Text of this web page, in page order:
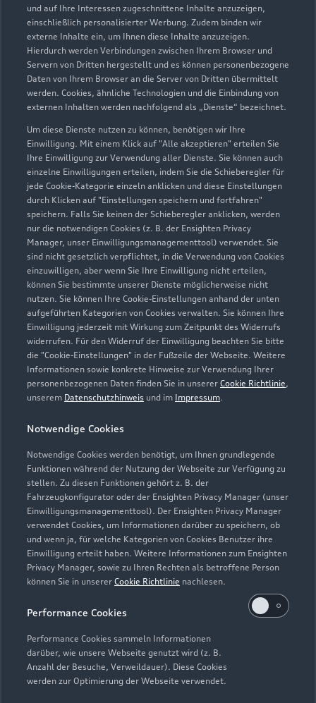
und auf Ihre Interessen zugeschnittene Inhalte anzuzeigen,
einschließlich personalisierter Werbung. Zudem binden wir
externe Inhalte ein, um Ihnen diese Inhalte anzuzeigen.
Hierdurch werden Verbindungen zwischen Ihrem Browser und
Servern von Dritten hergestellt und es können personenbezogene
Daten von Ihrem Browser an die Server von Dritten übermittelt
werden. Cookies, ähnliche Technologien und die Einbindung von
externen Inhalten werden nachfolgend als „Dienste“ bezeichnet.
Um diese Dienste nutzen zu können, benötigen wir Ihre
Einwilligung. Mit einem Klick auf "Alle akzeptieren" erteilen Sie
Ihre Einwilligung zur Verwendung aller Dienste. Sie können auch
einzelne Einwilligungen erteilen, indem Sie die Schieberegler für
jede Cookie-Kategorie einzeln anklicken und diese Einstellungen
durch Klicken auf "Einstellungen speichern und fortfahren"
speichern. Falls Sie keinen der Schieberegler anklicken, werden
nur die notwendigen Cookies (z. B. der Ensighten Privacy
Manager, unser Einwilligungsmanagementtool) verwendet. Sie
sind nicht gesetzlich verpflichtet, in die Verwendung von Cookies
einzuwilligen, aber wenn Sie Ihre Einwilligung nicht erteilen,
können Sie bestimmte unserer Dienste möglicherweise nicht
nutzen. Sie können Ihre Cookie-Einstellungen anhand der unten
aufgeführten Kategorien von Cookies verwalten. Sie können Ihre
Einwilligung jederzeit mit Wirkung zum Zeitpunkt des Widerrufs
widerrufen. Für den Widerruf der Einwilligung beachten Sie bitte
die "Cookie-Einstellungen" in der Fußzeile der Webseite. Weitere
Informationen sowie konkrete Hinweise zur Verwendung Ihrer
personenbezogenen Daten finden Sie in unserer Cookie Richtlinie,
unserem Datenschutzhinweis und im Impressum.
Notwendige Cookies
Notwendige Cookies werden benötigt, um Ihnen grundlegende
Funktionen während der Nutzung der Webseite zur Verfügung zu
stellen. Zu diesen Funktionen gehört z. B. der
Fahrzeugkonfigurator oder der Ensighten Privacy Manager (unser
Einwilligungsmanagementtool). Der Ensighten Privacy Manager
verwendet Cookies, um Informationen darüber zu speichern, ob
und wenn ja, für welche Kategorien von Cookies Benutzer ihre
Einwilligung erteilt haben. Weitere Informationen zum Ensighten
Privacy Manager, sowie zu Ihren Rechten als betroffene Person
können Sie in unserer Cookie Richtlinie nachlesen.
Performance Cookies
Performance Cookies sammeln Informationen
darüber, wie unsere Webseite genutzt wird (z. B.
Anzahl der Besuche, Verweildauer). Diese Cookies
werden zur Optimierung der Webseite verwendet.
Zur Reparatur
Zur Inspektion
Zurück nach oben
Modelle
Elektromodelle
Plug-in-Hybride
Neuwagensuche
Gebrauchtwagensuche
Service & Zubehör
Saisonale Angebote
Support